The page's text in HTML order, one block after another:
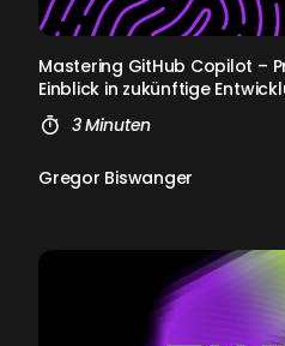
Mas­te­ring Git­Hub Co­pi­lot –
Ein­blick in zukünf­ti­ge
3 Minuten
Gregor Biswanger